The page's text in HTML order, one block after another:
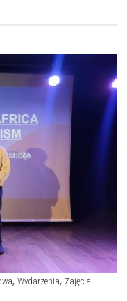
, Wydarzenia, Zajęcia